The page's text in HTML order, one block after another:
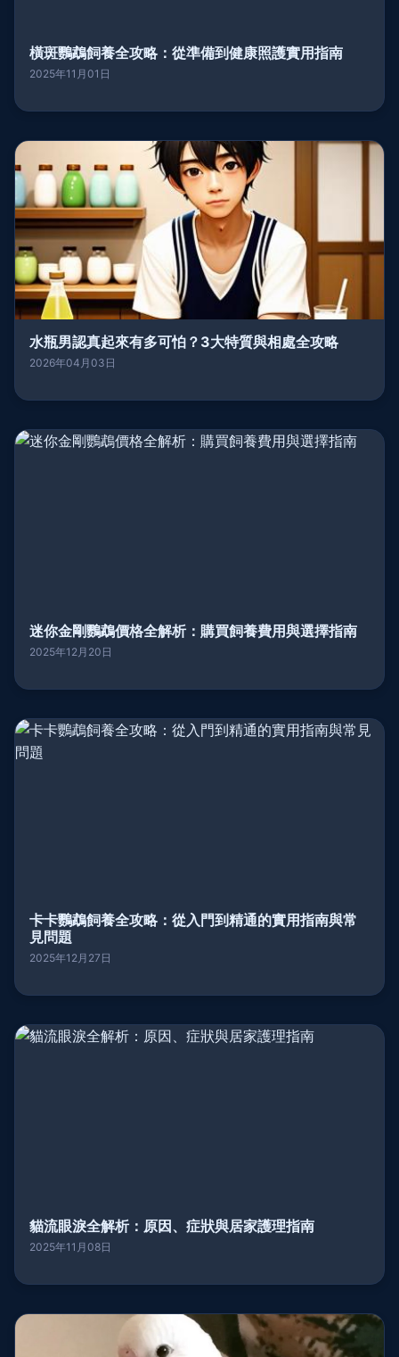
橫斑鸚鵡飼養全攻略：從準備到健康照護實用指南
2025年11月01日
水瓶男認真起來有多可怕？3大特質與相處全攻略
2026年04月03日
迷你金剛鸚鵡價格全解析：購買飼養費用與選擇指南
2025年12月20日
卡卡鸚鵡飼養全攻略：從入門到精通的實用指南與常
見問題
2025年12月27日
貓流眼淚全解析：原因、症狀與居家護理指南
2025年11月08日